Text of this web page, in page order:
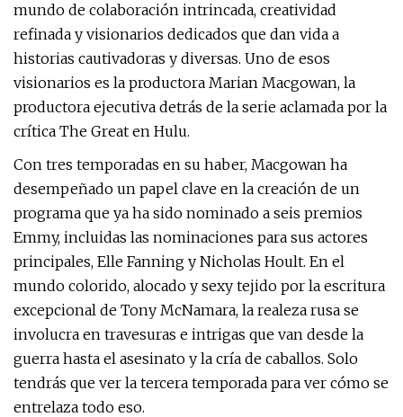
mundo de colaboración intrincada, creatividad
refinada y visionarios dedicados que dan vida a
historias cautivadoras y diversas. Uno de esos
visionarios es la productora Marian Macgowan, la
productora ejecutiva detrás de la serie aclamada por la
crítica The Great en Hulu.
Con tres temporadas en su haber, Macgowan ha
desempeñado un papel clave en la creación de un
programa que ya ha sido nominado a seis premios
Emmy, incluidas las nominaciones para sus actores
principales, Elle Fanning y Nicholas Hoult. En el
mundo colorido, alocado y sexy tejido por la escritura
excepcional de Tony McNamara, la realeza rusa se
involucra en travesuras e intrigas que van desde la
guerra hasta el asesinato y la cría de caballos. Solo
tendrás que ver la tercera temporada para ver cómo se
entrelaza todo eso.